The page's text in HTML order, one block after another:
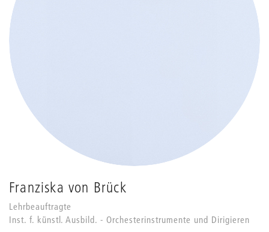
Franziska von Brück
Lehrbeauftragte
Inst. f. künstl. Ausbild. - Orchesterinstrumente und Dirigieren